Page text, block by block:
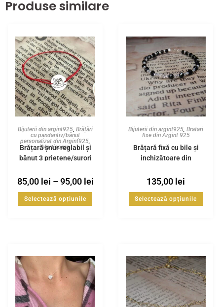
Produse similare
Bijuterii din argint925, Brățări
cu pandantiv/bănuț
personalizat din Argint925,
Martisoare
Brățară șnur reglabil și
bănuț 3 prietene/surori
85,00 lei – 95,00 lei
Selectează opțiunile
Bijuterii din argint925, Bratari
fixe din Argint 925
Brățară fixă cu bile și
inchizătoare din
135,00 lei
Selectează opțiunile